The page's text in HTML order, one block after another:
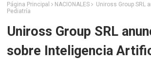
Página Principal NACIONALES
Uniross Group SRL
Pediatría
Uniross Group SRL
sobre Inteligencia